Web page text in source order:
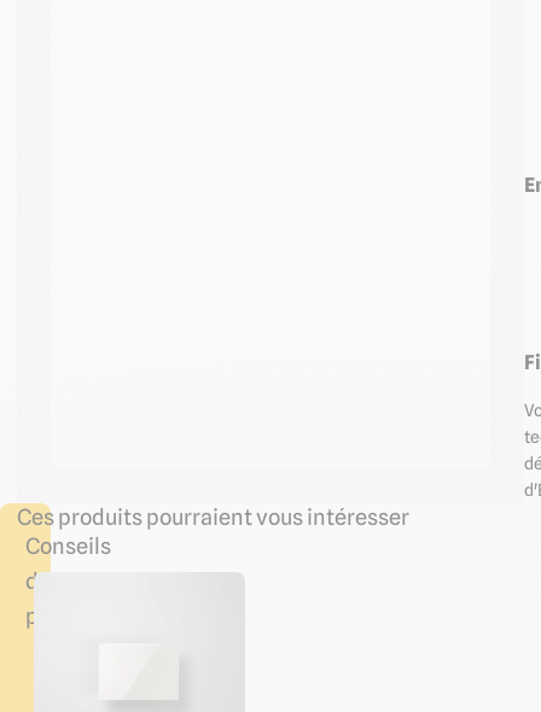
Conseils
de
pose
conforme
Ces produits pourraient vous intéresser